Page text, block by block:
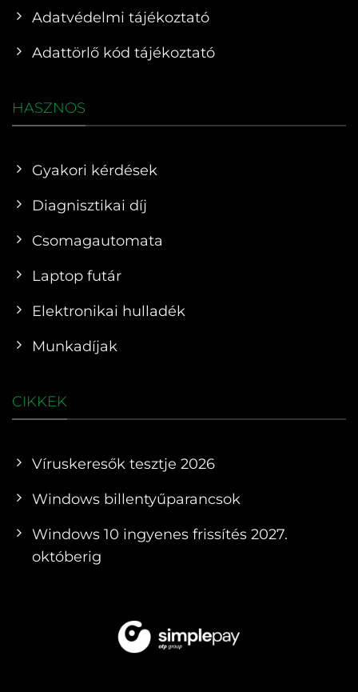
Adatvédelmi tájékoztató
Adattörlő kód tájékoztató
HASZNOS
Gyakori kérdések
Diagnisztikai díj
Csomagautomata
Laptop futár
Elektronikai hulladék
Munkadíjak
CIKKEK
Víruskeresők tesztje 2026
Windows billentyűparancsok
Windows 10 ingyenes frissítés 2027.
októberig